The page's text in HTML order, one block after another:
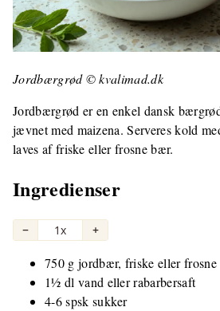
Jordbærgrød © kvalimad.dk
Jordbærgrød er en enkel dansk
jævnet med maizena. Serveres kold
laves af friske eller frosne bær.
Ingredienser
− 1x +
750 g jordbær, friske eller frosne
1½ dl vand eller rabarbersaft
4-6 spsk sukker